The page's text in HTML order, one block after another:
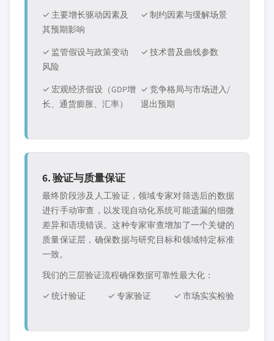
✓ 主要增长驱动因素及
其预期影响
✓ 制约因素与缓解场景
✓ 监管假设与政策变动
风险
✓ 技术普及曲线参数
✓ 宏观经济假设（GDP增
长、通货膨胀、汇率）
✓ 竞争格局与市场进入/
退出预期
6. 验证与质量保证
最终阶段涉及人工验证，领域专家对筛选后的数据
进行手动审查，以发现自动化系统可能遗漏的细微
差异和语境错误。这种专家审查增加了一个关键的
质量保证层，确保数据与研究目标和领域特定标准
一致。
我们的三层验证流程确保数据可靠性最大化：
✓ 统计验证
✓ 专家验证 ✓ 市场实实检验